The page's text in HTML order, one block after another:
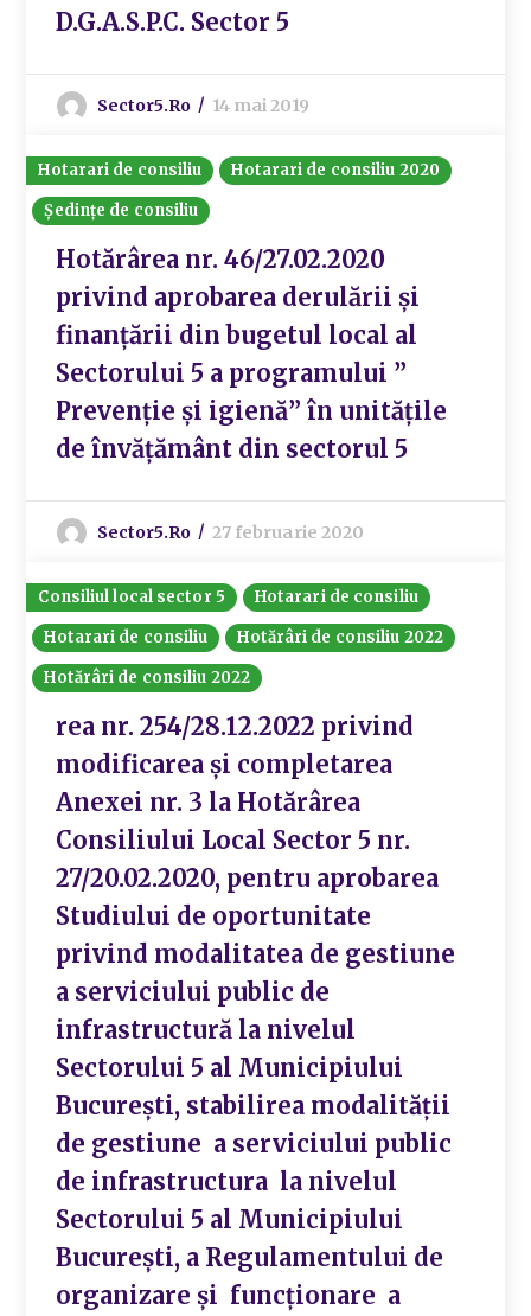
D.G.A.S.P.C. Sector 5
Sector5.ro 14 mai 2019
Hotarari de consiliu
Hotarari de consiliu 2020
Ședințe de consiliu
Hotărârea nr. 46/27.02.2020
privind aprobarea derulării și
finanțării din bugetul local al
Sectorului 5 a programului ”
Prevenție și igienă” în unitățile
de învățământ din sectorul 5
Sector5.ro 27 februarie 2020
Consiliul local sector 5
Hotarari de consiliu
Hotarari de consiliu
Hotărâri de consiliu 2022
Hotărâri de consiliu 2022
rea nr. 254/28.12.2022 privind
modificarea și completarea
Anexei nr. 3 la Hotărârea
Consiliului Local Sector 5 nr.
27/20.02.2020, pentru aprobarea
Studiului de oportunitate
privind modalitatea de gestiune
a serviciului public de
infrastructură la nivelul
Sectorului 5 al Municipiului
Bucureşti, stabilirea modalităţii
de gestiune a serviciului public
de infrastructura la nivelul
Sectorului 5 al Municipiului
Bucureşti, a Regulamentului de
organizare şi funcţionare a